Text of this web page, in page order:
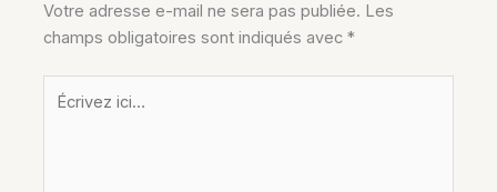
Votre adresse e-mail ne sera pas publiée. Les
champs obligatoires sont indiqués avec*
Écrivez
ici…